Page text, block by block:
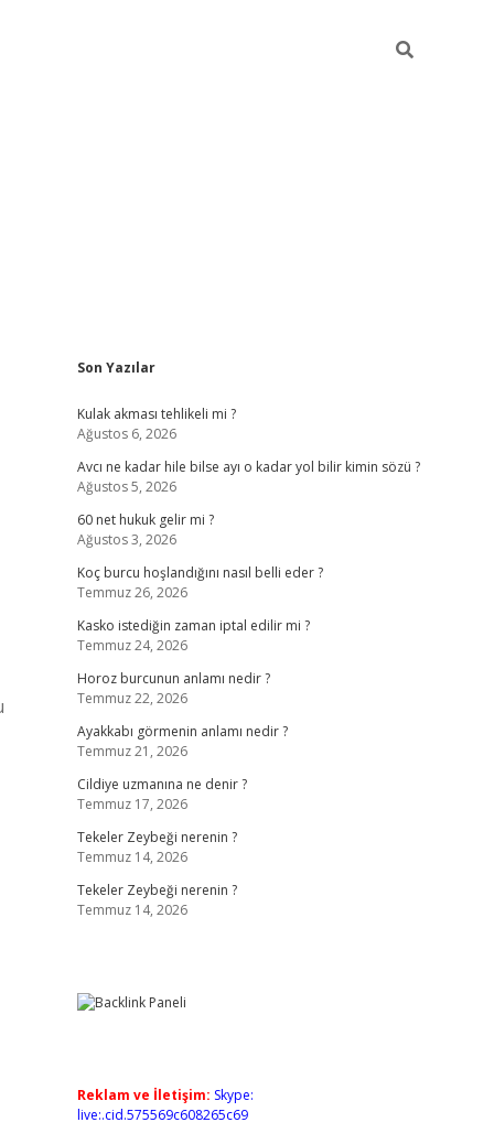
Sidebar
Son Yazılar
Kulak akması tehlikeli mi ?
Ağustos 6, 2026
Avcı ne kadar hile bilse ayı o kadar yol bilir kimin sözü ?
Ağustos 5, 2026
60 net hukuk gelir mi ?
Ağustos 3, 2026
Koç burcu hoşlandığını nasıl belli eder ?
Temmuz 26, 2026
Kasko istediğin zaman iptal edilir mi ?
Temmuz 24, 2026
Horoz burcunun anlamı nedir ?
Temmuz 22, 2026
Ayakkabı görmenin anlamı nedir ?
Temmuz 21, 2026
Cildiye uzmanına ne denir ?
Temmuz 17, 2026
Tekeler Zeybeği nerenin ?
Temmuz 14, 2026
Tekeler Zeybeği nerenin ?
Temmuz 14, 2026
Reklam ve İletişim: Skype:
live:.cid.575569c608265c69